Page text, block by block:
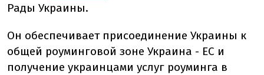
Рады Украины.
Он обеспечивает присоединение Украины к
общей роуминговой зоне Украина - ЕС и
получение украинцами услуг роуминга в